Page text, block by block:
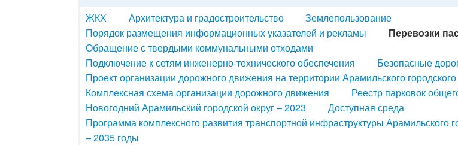
ЖКХ
Архитектура и градостроительство
Землепользование
Порядок размещения информационных указателей и рекламы
Перевозки
Обращение с твердыми коммунальными отходами
Подключение к сетям инженерно-технического обеспечения
Безопасные
Проект организации дорожного движения на территории Арамильского городского
Комплексная схема организации дорожного движения
Реестр парковок
Новогодний Арамильский городской округ – 2023
Доступная среда
Программа комплексного развития транспортной инфраструктуры Арамильского
– 2035 годы